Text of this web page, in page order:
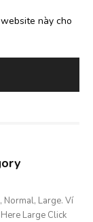
này cho
Normal, Large. Ví
Large Click